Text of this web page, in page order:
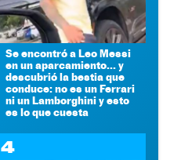
Se encontró a Leo Messi
en un aparcamiento... y
descubrió la bestia que
conduce: no es un Ferrari
ni un Lamborghini y esto
es lo que cuesta
4